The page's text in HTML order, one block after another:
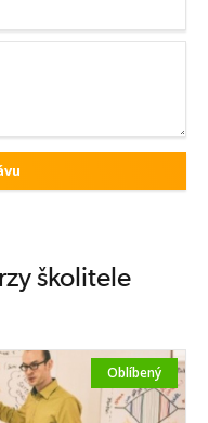
pod pojem facilitace,
práce, jako mediace,
být facilitace využita při
k vytvoření bezpečného
a budete vědět, kdy jej
a zapojení účastníků
facilitačního procesu
školitele
Oblíbený